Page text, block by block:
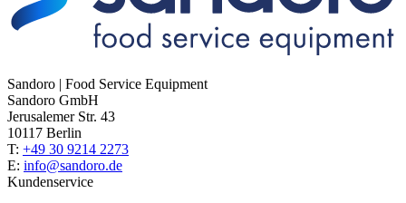
Sandoro | Food Service Equipment
Sandoro GmbH
Jerusalemer Str. 43
10117 Berlin
T: +49 30 9214 2273
E: info@sandoro.de
Kundenservice